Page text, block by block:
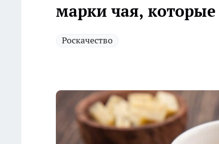
марки чая,
Роскачество